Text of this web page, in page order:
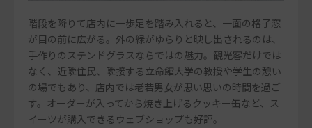
階段を降りて店内に一歩足を踏み入れると、一面の格子窓
が目の前に広がる。外の緑がゆらりと映し出されるのは、
手作りのステンドグラスならではの魅力。観光客だけでは
なく、近隣住民、隣接する立命館大学の教授や学生の憩い
の場でもあり、店内では老若男女が思い思いの時間を過ご
す。オーダーが入ってから焼き上げるクッキー缶など、ス
イーツが購入できるウェブショップも好評。